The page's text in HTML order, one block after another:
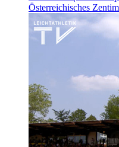
Österreichisches